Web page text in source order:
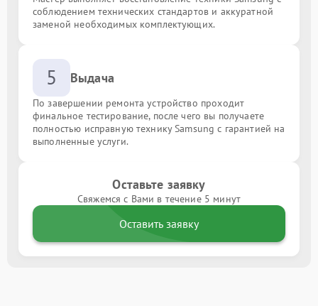
соблюдением технических стандартов и аккуратной
заменой необходимых комплектующих.
5 Выдача
По завершении ремонта устройство проходит
финальное тестирование, после чего вы получаете
полностью исправную технику Samsung с гарантией на
выполненные услуги.
Оставьте заявку
Свяжемся с Вами в течение 5 минут
Оставить заявку